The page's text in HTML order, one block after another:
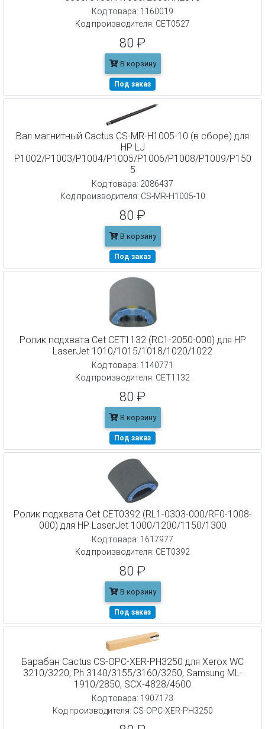
Код товара: 1160019
Код производителя: CET0527
80 ₽
В корзину
Под заказ
Вал магнитный Cactus CS-MR-H1005-10 (в сборе) для
HP LJ
P1002/P1003/P1004/P1005/P1006/P1008/P1009/P150
5
Код товара: 2086437
Код производителя: CS-MR-H1005-10
80 ₽
В корзину
Под заказ
Ролик подхвата Cet CET1132 (RC1-2050-000) для HP
LaserJet 1010/1015/1018/1020/1022
Код товара: 1140771
Код производителя: CET1132
80 ₽
В корзину
Под заказ
Ролик подхвата Cet CET0392 (RL1-0303-000/RF0-1008-
000) для HP LaserJet 1000/1200/1150/1300
Код товара: 1617977
Код производителя: CET0392
80 ₽
В корзину
Под заказ
Барабан Cactus CS-OPC-XER-PH3250 для Xerox WC
3210/3220, Ph 3140/3155/3160/3250, Samsung ML-
1910/2850, SCX-4828/4600
Код товара: 1907173
Код производителя: CS-OPC-XER-PH3250